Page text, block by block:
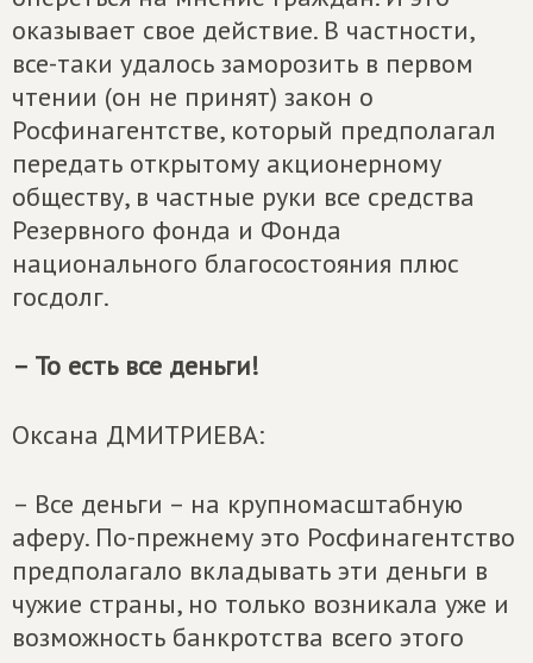
оказывает свое действие. В частности,
все-таки удалось заморозить в первом
чтении (он не принят) закон о
Росфинагентстве, который предполагал
передать открытому акционерному
обществу, в частные руки все средства
Резервного фонда и Фонда
национального благосостояния плюс
госдолг.
– То есть все деньги!
Оксана ДМИТРИЕВА:
– Все деньги – на крупномасштабную
аферу. По-прежнему это Росфинагентство
предполагало вкладывать эти деньги в
чужие страны, но только возникала уже и
возможность банкротства всего этого